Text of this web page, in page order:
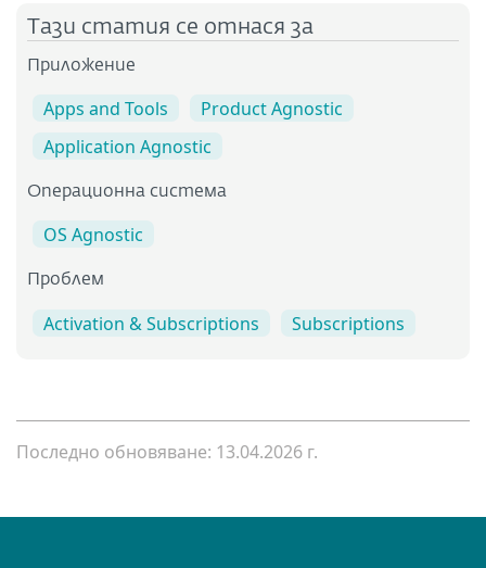
Тази статия се отнася за
Приложение
Apps and Tools
Product Agnostic
Application Agnostic
Операционна система
OS Agnostic
Проблем
Activation & Subscriptions Subscriptions
Последно обновяване: 13.04.2026 г.